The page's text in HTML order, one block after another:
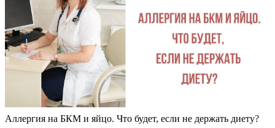
Аллергия на БКМ и яйцо. Что будет, если не держать диету?